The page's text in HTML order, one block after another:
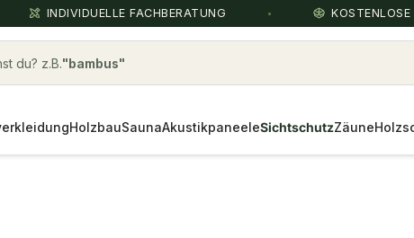
INDIVIDUELLE FACHBERATUNG
du? z.B. Rauspund
HolzbauSaunaAkustikpaneeleSichtschutzZäune